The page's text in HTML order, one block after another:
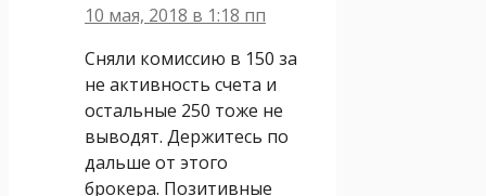
10 мая, 2018 в 1:18 пп
Сняли комиссию в 150 за
не активность счета и
остальные 250 тоже не
выводят. Держитесь по
дальше от этого
брокера. Позитивные